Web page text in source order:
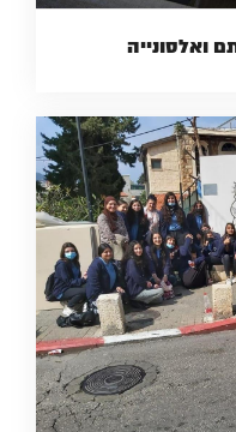
ואלסונייה